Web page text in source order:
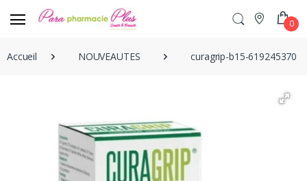
0
Accueil NOUVEAUTES curagrip-b15-